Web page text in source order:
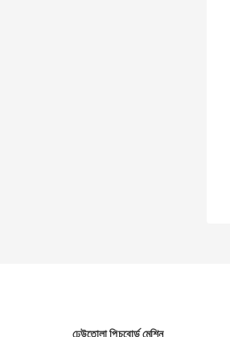
ঢেউতোলা পিচবোর্ড মেশিন